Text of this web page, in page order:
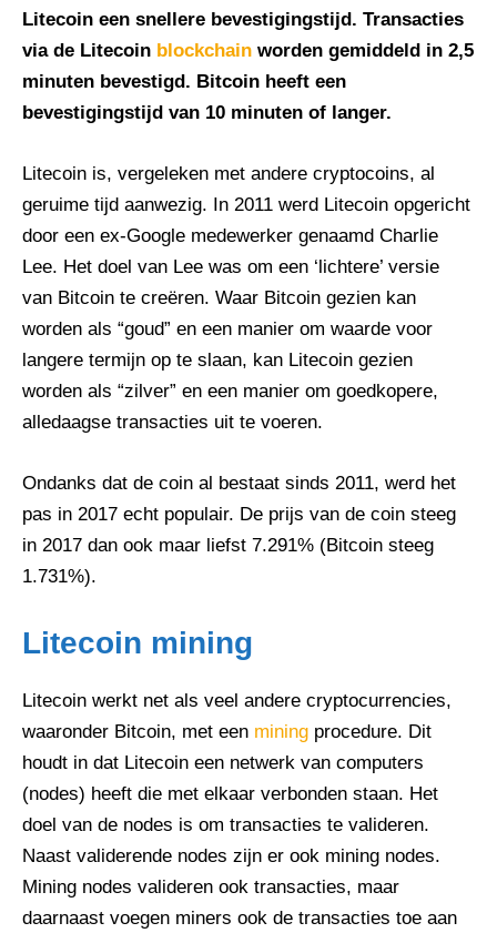
Litecoin een snellere bevestigingstijd. Transacties
via de Litecoin blockchain worden gemiddeld in 2,5
minuten bevestigd. Bitcoin heeft een
bevestigingstijd van 10 minuten of langer.
Litecoin is, vergeleken met andere cryptocoins, al
geruime tijd aanwezig. In 2011 werd Litecoin opgericht
door een ex-Google medewerker genaamd Charlie
Lee. Het doel van Lee was om een ‘lichtere’ versie
van Bitcoin te creëren. Waar Bitcoin gezien kan
worden als “goud” en een manier om waarde voor
langere termijn op te slaan, kan Litecoin gezien
worden als “zilver” en een manier om goedkopere,
alledaagse transacties uit te voeren.
Ondanks dat de coin al bestaat sinds 2011, werd het
pas in 2017 echt populair. De prijs van de coin steeg
in 2017 dan ook maar liefst 7.291% (Bitcoin steeg
1.731%).
Litecoin mining
Litecoin werkt net als veel andere cryptocurrencies,
waaronder Bitcoin, met een mining procedure. Dit
houdt in dat Litecoin een netwerk van computers
(nodes) heeft die met elkaar verbonden staan. Het
doel van de nodes is om transacties te valideren.
Naast validerende nodes zijn er ook mining nodes.
Mining nodes valideren ook transacties, maar
daarnaast voegen miners ook de transacties toe aan